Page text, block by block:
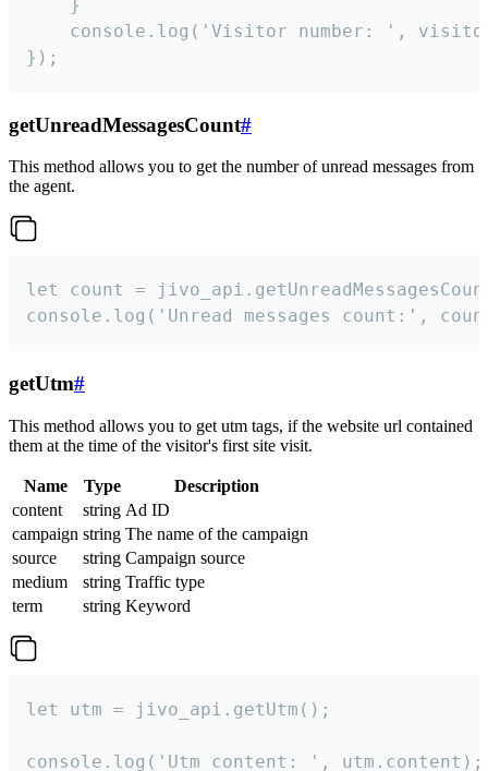
    }
console.log('Visitor number: ',
});
getUnreadMessagesCount#
This method allows you to get the number of unread messages from
the agent.
let count =
console.log('Unread messages count:',
getUtm#
This method allows you to get utm tags, if the website url contained
them at the time of the visitor's first site visit.
Name Type
Description
content
string Ad ID
campaign string The name of the campaign
source
string Campaign source
medium
string Traffic type
term
string Keyword
let utm = jivo_api.getUtm();
console.log('Utm content: ', utm.content);